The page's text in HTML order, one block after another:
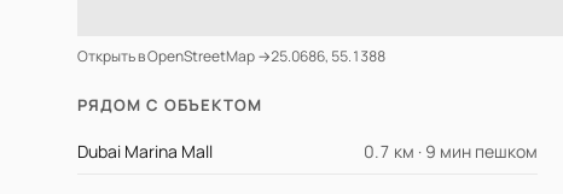
Открыть в OpenStreetMap →25.0686, 55.1388
РЯДОМ С ОБЪЕКТОМ
Dubai Marina Mall 0.7 км · 9 мин пешком